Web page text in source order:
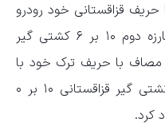
با حریف قزاقستانی خود رودرو
و ۱۱ بر ۱ مغلوب شد و در دررمبارزه دوم ۱۰ بر ۶ کشتی گیر
مصاف با حریف ترک خود با
نتیجه ۳ بر ۲ پیروز شد و برابر کشتی گیر قزاقستانی ۱۰ بر ۰
کرد.